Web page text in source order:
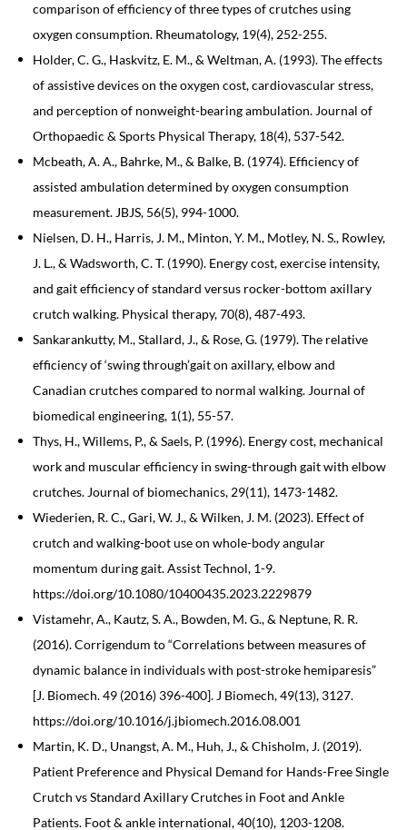
comparison of efficiency of three types of crutches using
oxygen consumption. Rheumatology, 19(4), 252-255.
Holder, C. G., Haskvitz, E. M., & Weltman, A. (1993). The effects
of assistive devices on the oxygen cost, cardiovascular stress,
and perception of nonweight-bearing ambulation. Journal of
Orthopaedic & Sports Physical Therapy, 18(4), 537-542.
Mcbeath, A. A., Bahrke, M., & Balke, B. (1974). Efficiency of
assisted ambulation determined by oxygen consumption
measurement. JBJS, 56(5), 994-1000.
Nielsen, D. H., Harris, J. M., Minton, Y. M., Motley, N. S., Rowley,
J. L., & Wadsworth, C. T. (1990). Energy cost, exercise intensity,
and gait efficiency of standard versus rocker-bottom axillary
crutch walking. Physical therapy, 70(8), 487-493.
Sankarankutty, M., Stallard, J., & Rose, G. (1979). The relative
efficiency of ‘swing through’gait on axillary, elbow and
Canadian crutches compared to normal walking. Journal of
biomedical engineering, 1(1), 55-57.
Thys, H., Willems, P., & Saels, P. (1996). Energy cost, mechanical
work and muscular efficiency in swing-through gait with elbow
crutches. Journal of biomechanics, 29(11), 1473-1482.
Wiederien, R. C., Gari, W. J., & Wilken, J. M. (2023). Effect of
crutch and walking-boot use on whole-body angular
momentum during gait. Assist Technol, 1-9.
https://doi.org/10.1080/10400435.2023.2229879
Vistamehr, A., Kautz, S. A., Bowden, M. G., & Neptune, R. R.
(2016). Corrigendum to “Correlations between measures of
dynamic balance in individuals with post-stroke hemiparesis”
[J. Biomech. 49 (2016) 396-400]. J Biomech, 49(13), 3127.
https://doi.org/10.1016/j.jbiomech.2016.08.001
Martin, K. D., Unangst, A. M., Huh, J., & Chisholm, J. (2019).
Patient Preference and Physical Demand for Hands-Free Single
Crutch vs Standard Axillary Crutches in Foot and Ankle
Patients. Foot & ankle international, 40(10), 1203-1208.